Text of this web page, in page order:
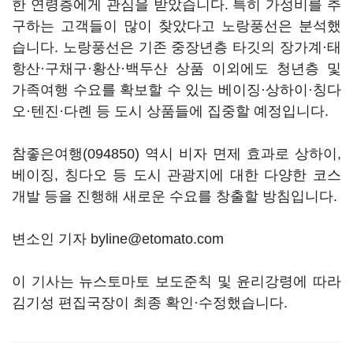
한 연령층에게 관심을 받았습니다. 특히 가성비를 추
구하는 고객들이 많이 찾았다고 노랑풍선은 분석했
습니다. 노랑풍선은 기존 중장년층 타깃의 장가계·태
항산·구채구·황산·백두산 상품 이외에도 청년층 및
가족여행 수요를 확보할 수 있는 베이징·상하이·칭다
오·텐진·다롄 등 도시 상품들에 집중할 예정입니다.
참좋은여행(094850) 역시 비자 면제 효과로 상하이,
베이징, 칭다오 등 도시 관광지에 대한 다양한 코스
개발 등을 진행해 새로운 수요를 창출할 방침입니다.
변소인 기자 byline@etomato.com
이 기사는 뉴스토마토 보도준칙 및 윤리강령에 따라
김기성 편집국장이 최종 확인·수정했습니다.